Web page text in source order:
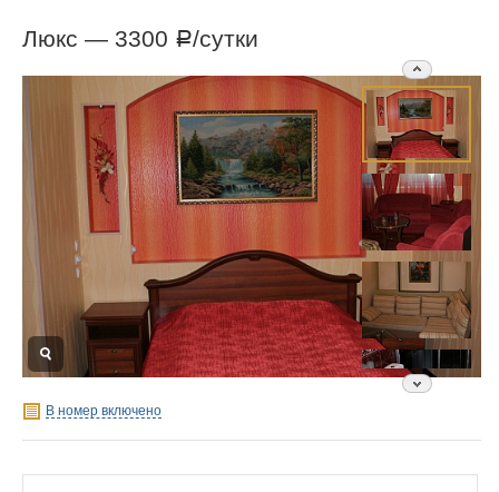
Люкс — 3300 Р/сутки
В номер включено